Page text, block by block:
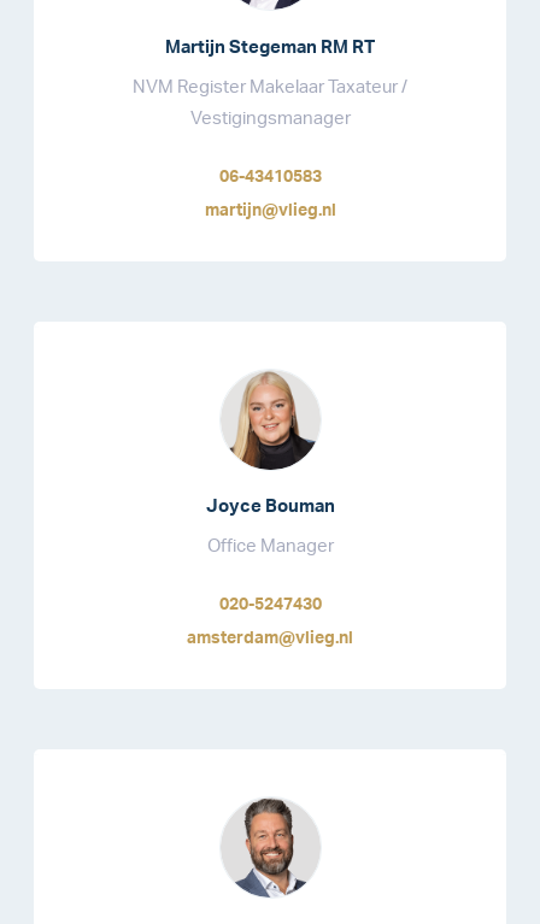
Martijn Stegeman RM RT
NVM Register Makelaar Taxateur /
Vestigingsmanager
06-43410583
martijn@vlieg.nl
Joyce Bouman
Office Manager
020-5247430
amsterdam@vlieg.nl